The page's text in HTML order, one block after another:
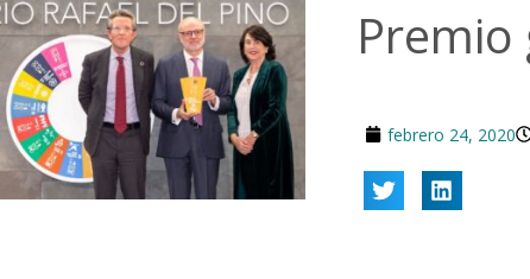
Premio
febrero 24, 2020